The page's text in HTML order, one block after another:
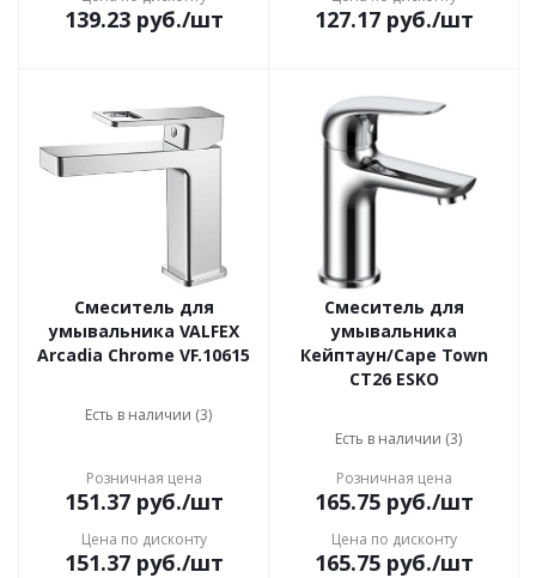
139.23руб./шт 127.17руб./шт
Смеситель для
умывальника VALFEX
Arcadia Сhrome VF.10615
Есть в наличии (3)
Розничная цена
151.37руб./шт
Цена по дисконту
151.37руб./шт
Смеситель для
умывальника
Кейптаун/Cape Town
CT26 ESKO
Есть в наличии (3)
Розничная цена
165.75руб./шт
Цена по дисконту
165.75руб./шт